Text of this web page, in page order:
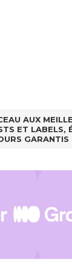
AUX
ET LABELS,
GARANTIS